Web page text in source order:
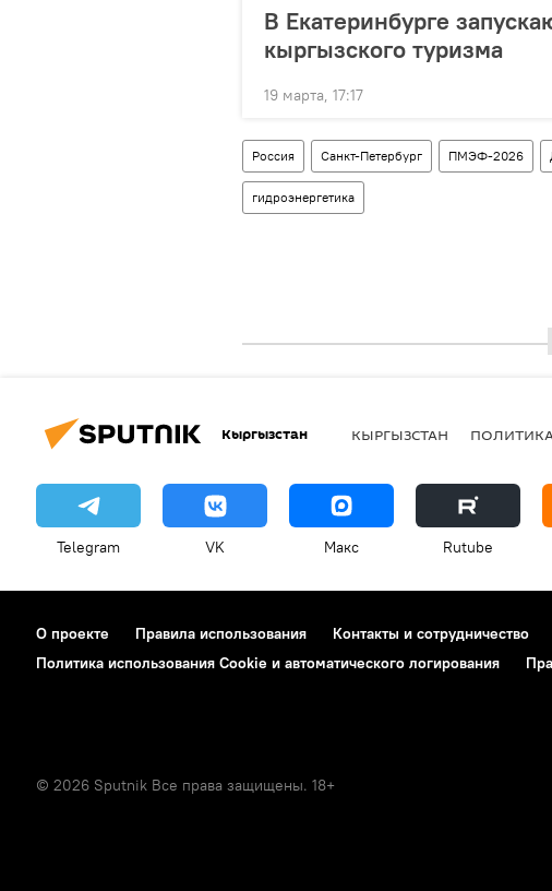
В Екатеринбурге
кыргызского туризма
19 марта, 17:17
Россия Санкт-Петербург ПМЭФ-2026
гидроэнергетика
Кыргызстан КЫРГЫЗСТАН
Telegram VK Макс Rutube
О проекте Правила использования Контакты и сотрудничество
Политика использования Cookie и автоматического логирования
© 2026 Sputnik Все права защищены. 18+